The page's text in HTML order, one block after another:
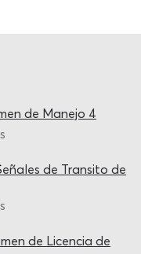
de Manejo 4
de Transito de
de Licencia de